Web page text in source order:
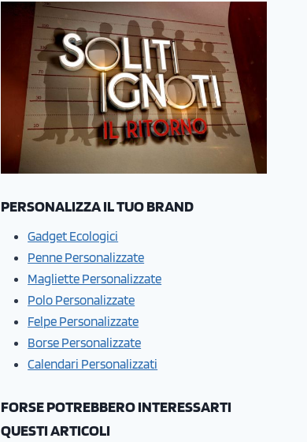
PERSONALIZZA IL TUO BRAND
Gadget Ecologici
Penne Personalizzate
Magliette Personalizzate
Polo Personalizzate
Felpe Personalizzate
Borse Personalizzate
Calendari Personalizzati
FORSE POTREBBERO INTERESSARTI
QUESTI ARTICOLI